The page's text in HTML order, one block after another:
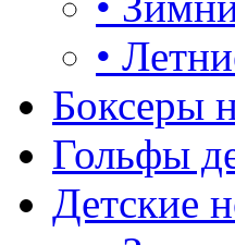
•
Боксеры
Гольфы
Детские